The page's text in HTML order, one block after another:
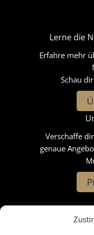
Lerne die
Erfahre mehr
Schau
Verschaffe
genaue